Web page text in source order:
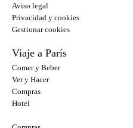
Aviso legal
Privacidad y cookies
Gestionar cookies
Viaje a París
Comer y Beber
Ver y Hacer
Compras
Hotel